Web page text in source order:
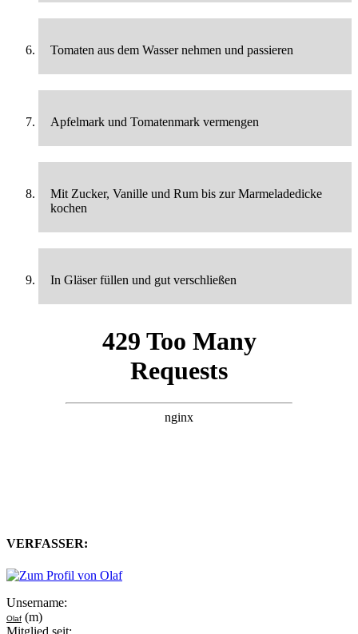
Tomaten aus dem Wasser nehmen und passieren
Apfelmark und Tomatenmark vermengen
Mit Zucker, Vanille und Rum bis zur Marmeladedicke
kochen
In Gläser füllen und gut verschließen
VERFASSER:
Unsername:
Olaf (m)
Mitglied seit: